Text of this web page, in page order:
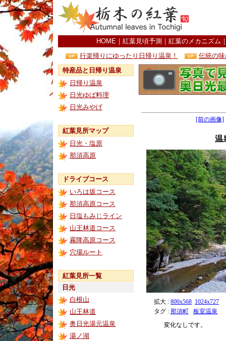
HOME ｜ 紅葉見頃予測 ｜ 紅葉のメカニズム
行楽帰りにゆったり日帰り温泉！
伝統の
特産品と日帰り温泉
日帰り温泉
日光ゆば料理
日光みやげ
紅葉見所マップ
日光・塩原
那須高原
ドライブコース
いろは坂コース
那須高原コース
日塩もみじライン
山王林道コース
霧降高原コース
穴場ルート
紅葉見所一覧
日光
白根山
山王林道
奥日光湯元温泉
湯ノ湖
[前の画像]
温
拡大 : 800x568 1024x727
タグ : 那須町
板室温泉
変化なしです。